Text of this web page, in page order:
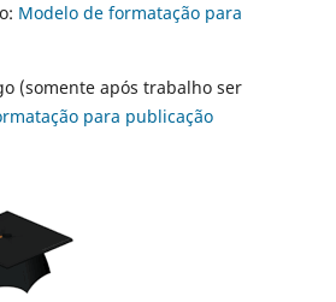
Modelo de formatação para
(somente após trabalho ser
para publicação